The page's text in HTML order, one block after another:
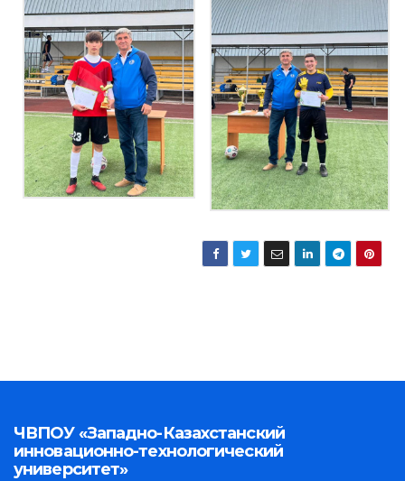
ЧВПОУ «Западно-Казахстанский
инновационно-технологический
университет»